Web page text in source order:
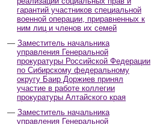
гарантий участников специальной
военной операции, приравненных к
ним лиц и членов их семей
Заместитель начальника
управления Генеральной
прокуратуры Российской Федерации
по Сибирскому федеральному
округу Баир Доржиев принял
участие в работе коллегии
прокуратуры Алтайского края
Заместитель начальника
управления Генеральной